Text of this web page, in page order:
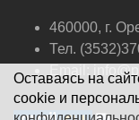
460000, г.
Тел.
Email:
Оставаясь на
cookie и